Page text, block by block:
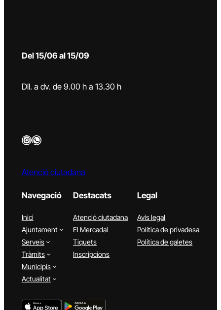
Del 15/06 al 15/09
Dll. a dv. de 9.00 h a 13.30 h
InstagramWhatsApp
Atenció ciutadana
Navegació
Inici
Ajuntament
Serveis
Tràmits
Municipis
Actualitat
Destacats
Atenció ciutadana
El Mercadal
Tiquets
Inscripcions
Legal
Avís legal
Política de privadesa
Política de galetes